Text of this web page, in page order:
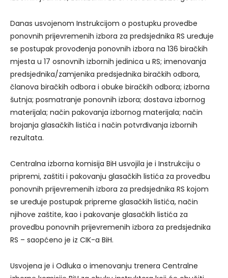
Danas usvojenom Instrukcijom o postupku provedbe
ponovnih prijevremenih izbora za predsjednika RS uređuje
se postupak provođenja ponovnih izbora na 136 biračkih
mjesta u 17 osnovnih izbornih jedinica u RS; imenovanja
predsjednika/zamjenika predsjednika biračkih odbora,
članova biračkih odbora i obuke biračkih odbora; izborna
šutnja; posmatranje ponovnih izbora; dostava izbornog
materijala; način pakovanja izbornog materijala; način
brojanja glasačkih listića i način potvrđivanja izbornih
rezultata.
Centralna izborna komisija BiH usvojila je i Instrukciju o
pripremi, zaštiti i pakovanju glasačkih listića za provedbu
ponovnih prijevremenih izbora za predsjednika RS kojom
se uređuje postupak pripreme glasačkih listića, način
njihove zaštite, kao i pakovanje glasačkih listića za
provedbu ponovnih prijevremenih izbora za predsjednika
RS – saopćeno je iz CIK-a BiH.
Usvojena je i Odluka o imenovanju trenera Centralne